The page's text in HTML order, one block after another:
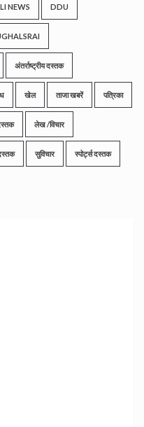
NEWS DDU
अंतर्राष्ट्रीय दस्तक
खेल ताजा खबरें पत्रिका
लेख /विचार
सुविचार स्पोर्ट्स दस्तक